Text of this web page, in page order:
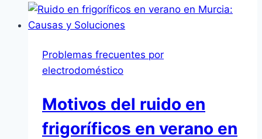
Problemas frecuentes por
electrodoméstico
Motivos del ruido en
frigoríficos en verano en